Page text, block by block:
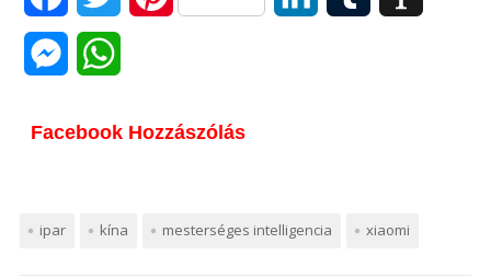
a
e
w
t
t
M
s
a
s
Facebook Hozzászólás
ipar kína mesterséges intelligencia xiaomi